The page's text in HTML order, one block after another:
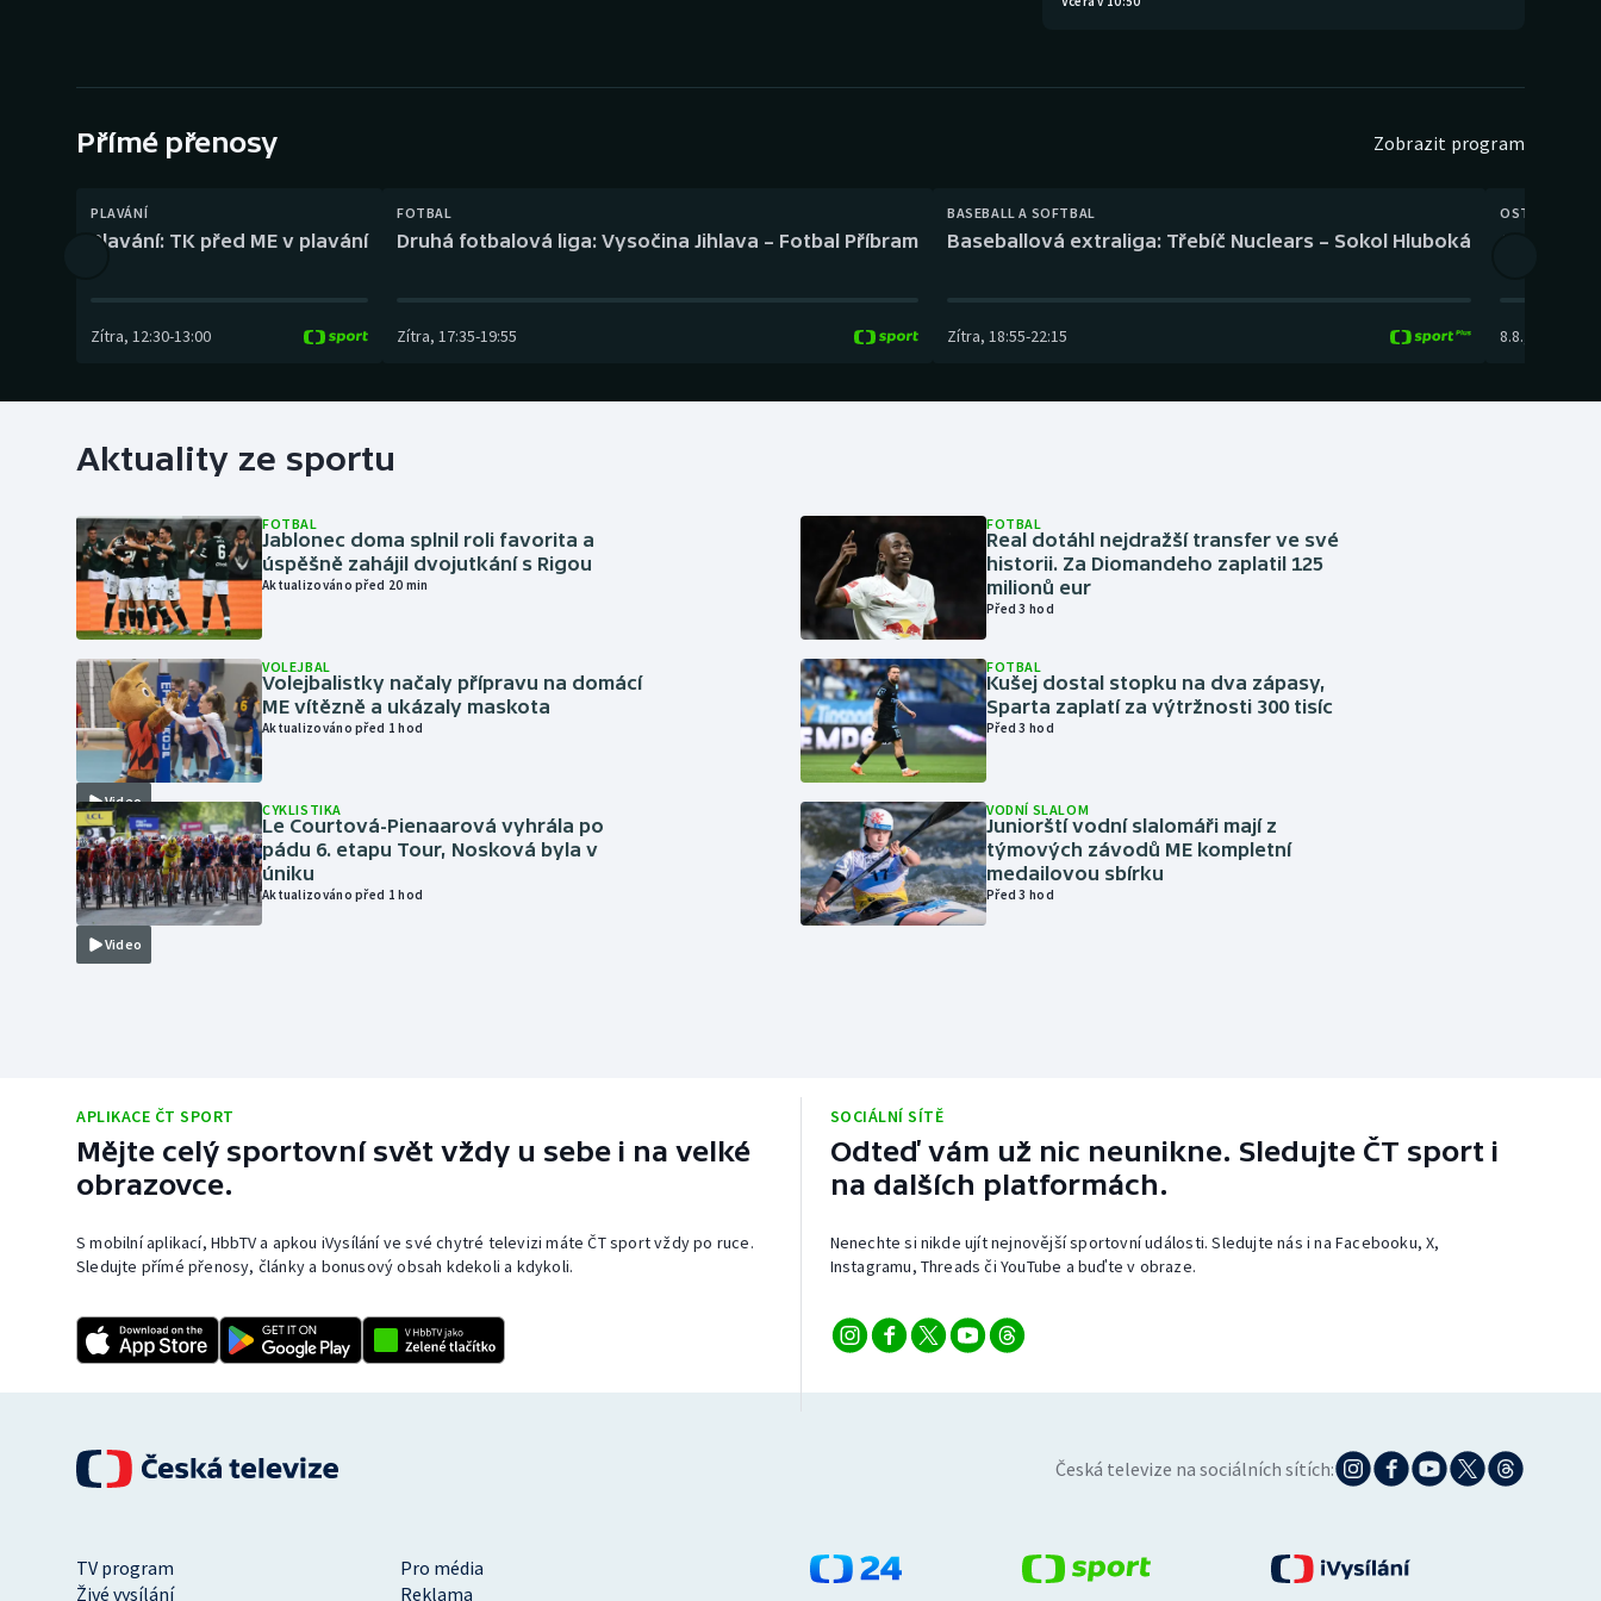
Golf Plavání Ostatní
Přímé přenosy Zobrazit program
PLAVÁNÍ
Plavání: TK před ME v plavání
Zítra, 12:30-13:00
FOTBAL
Druhá fotbalová liga: Vysočina Jihlava – Fotbal Příbram
Zítra, 17:35-19:55
BASEBALL A SOFTBAL
Baseballová extraliga: Třebíč Nuclears – Sokol Hluboká
Zítra, 18:55-22:15
OSTATNÍ
8.8.
Aktuality ze sportu
FOTBAL
Jablonec doma splnil roli favorita a
úspěšně zahájil dvojutkání s Rigou
Aktualizováno před 20 min
Video
VOLEJBAL
Volejbalistky načaly přípravu na domácí
ME vítězně a ukázaly maskota
Aktualizováno před 1 hod
Video
CYKLISTIKA
Le Courtová-Pienaarová vyhrála po
pádu 6. etapu Tour, Nosková byla v
úniku
Aktualizováno před 1 hod
FOTBAL
Real dotáhl nejdražší transfer ve své
historii. Za Diomandeho zaplatil 125
milionů eur
Před 3 hod
FOTBAL
Kušej dostal stopku na dva zápasy,
Sparta zaplatí za výtržnosti 300 tisíc
Před 3 hod
VODNÍ SLALOM
Juniorští vodní slalomáři mají z
týmových závodů ME kompletní
medailovou sbírku
Před 3 hod
APLIKACE ČT SPORT
Mějte celý sportovní svět vždy u sebe i na velké
obrazovce.
S mobilní aplikací, HbbTV a apkou iVysílání ve své chytré televizi máte ČT sport vždy po ruce.
Sledujte přímé přenosy, články a bonusový obsah kdekoli a kdykoli.
SOCIÁLNÍ SÍTĚ
Odteď vám už nic neunikne. Sledujte ČT sport i
na dalších platformách.
Nenechte si nikde ujít nejnovější sportovní události. Sledujte nás i na Facebooku, X,
Instagramu, Threads či YouTube a buďte v obraze.
Česká televize na sociálních sítích:
TV program
Pro média
Živé vysílání
Reklama